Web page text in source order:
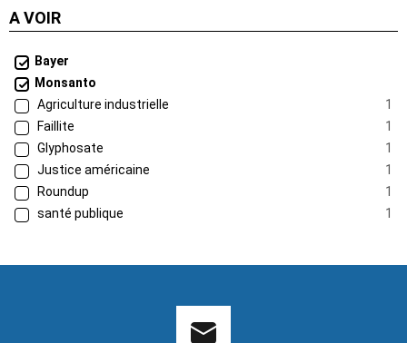
A VOIR
Bayer
Monsanto
Agriculture industrielle
1
Faillite
1
Glyphosate
1
Justice américaine
1
Roundup
1
santé publique
1